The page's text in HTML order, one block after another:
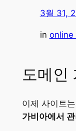
3월 31,
in online
도메인
이제 사이트
가비아에서 관